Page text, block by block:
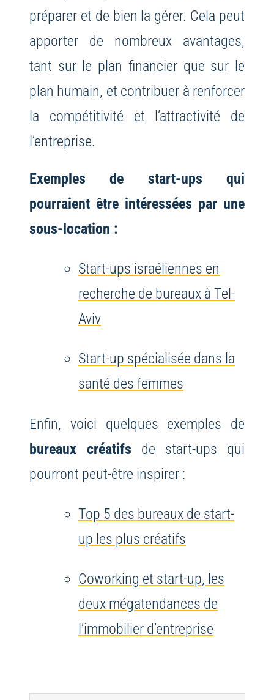
préparer et de bien la gérer. Cela peut
apporter de nombreux avantages,
tant sur le plan financier que sur le
plan humain, et contribuer à renforcer
la compétitivité et l’attractivité de
l’entreprise.
Exemples de start-ups qui
pourraient être intéressées par une
sous-location :
Start-ups israéliennes en
recherche de bureaux à Tel-
Aviv
Start-up spécialisée dans la
santé des femmes
Enfin, voici quelques exemples de
bureaux créatifs de start-ups qui
pourront peut-être inspirer :
Top 5 des bureaux de start-
up les plus créatifs
Coworking et start-up, les
deux mégatendances de
l’immobilier d’entreprise